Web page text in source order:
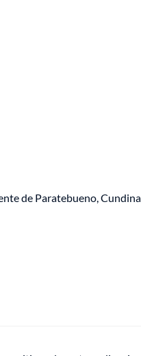
de Paratebueno,